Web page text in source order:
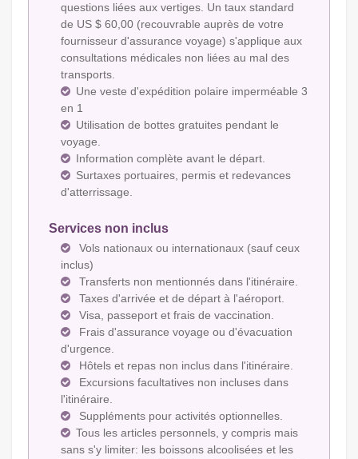
questions liées aux vertiges. Un taux standard
de US $ 60,00 (recouvrable auprès de votre
fournisseur d'assurance voyage) s'applique aux
consultations médicales non liées au mal des
transports.
Une veste d'expédition polaire imperméable 3
en 1
Utilisation de bottes gratuites pendant le
voyage.
Information complète avant le départ.
Surtaxes portuaires, permis et redevances
d'atterrissage.
Services non inclus
Vols nationaux ou internationaux (sauf ceux
inclus)
Transferts non mentionnés dans l'itinéraire.
Taxes d'arrivée et de départ à l'aéroport.
Visa, passeport et frais de vaccination.
Frais d'assurance voyage ou d'évacuation
d'urgence.
Hôtels et repas non inclus dans l'itinéraire.
Excursions facultatives non incluses dans
l'itinéraire.
Suppléments pour activités optionnelles.
Tous les articles personnels, y compris mais
sans s'y limiter: les boissons alcoolisées et les